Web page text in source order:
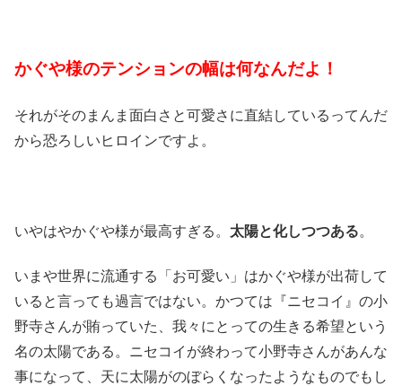
かぐや様のテンションの幅は何なんだよ！
それがそのまんま面白さと可愛さに直結しているってんだ
から恐ろしいヒロインですよ。
いやはやかぐや様が最高すぎる。 太陽と化しつつある。
いまや世界に流通する「お可愛い」はかぐや様が出荷して
いると言っても過言ではない。かつては『ニセコイ』の小
野寺さんが賄っていた、我々にとっての生きる希望という
名の太陽である。ニセコイが終わって小野寺さんがあんな
事になって、天に太陽がのぼらくなったようなものでもし